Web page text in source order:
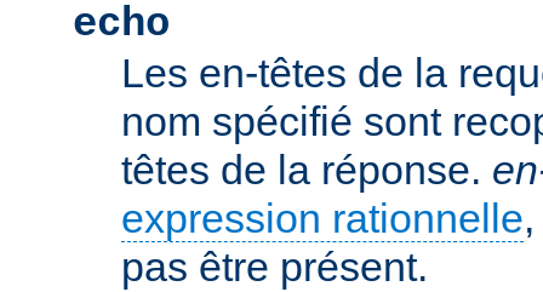
echo
Les en-têtes de la
nom spécifié sont
têtes de la réponse.
expression rationnelle
pas être présent.